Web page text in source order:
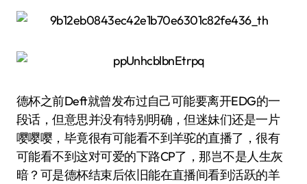
德杯之前Deft就曾发布过自己可能要离开EDG的一
段话，但意思并没有特别明确，但迷妹们还是一片
嘤嘤嘤，毕竟很有可能看不到羊驼的直播了，很有
可能看不到这对可爱的下路CP了，那岂不是人生灰
暗？可是德杯结束后依旧能在直播间看到活跃的羊